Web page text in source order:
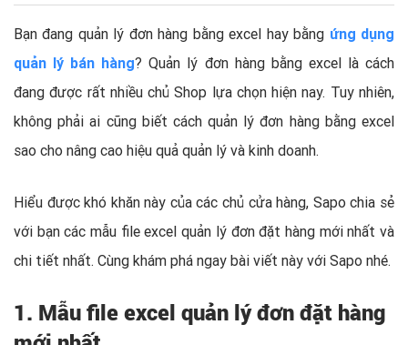
Bạn đang quản lý đơn hàng bằng excel hay bằng ứng dụng
quản lý bán hàng?Quản lý đơn hàng bằng excel là cách
đang được rất nhiều chủ Shop lựa chọn hiện nay. Tuy nhiên,
không phải ai cũng biết cách quản lý đơn hàng bằng excel
sao cho nâng cao hiệu quả quản lý và kinh doanh.
Hiểu được khó khăn này của các chủ cửa hàng, Sapo chia sẻ
với bạn các mẫu file excel quản lý đơn đặt hàng mới nhất và
chi tiết nhất. Cùng khám phá ngay bài viết này với Sapo nhé.
1. Mẫu file excel quản lý đơn đặt hàng